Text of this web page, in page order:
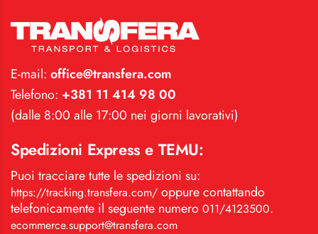
E-mail: office@transfera.com
Telefono: +381 11 414 98 00
(dalle 8:00 alle 17:00 nei giorni lavorativi)
Spedizioni Express e TEMU:
Puoi tracciare tutte le spedizioni su:
https://tracking.transfera.com/ oppure contattando
telefonicamente il seguente numero 011/4123500.
ecommerce.support@transfera.com